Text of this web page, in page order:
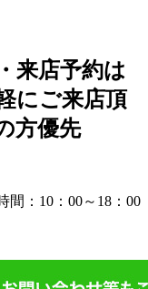
来店予約は
にご来店頂
方優先
間：10：00～18：00